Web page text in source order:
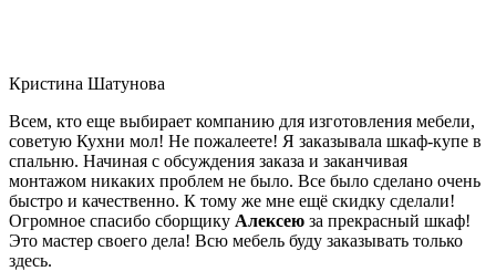
Кристина Шатунова
Всем, кто еще выбирает компанию для изготовления мебели,
советую Кухни мол! Не пожалеете! Я заказывала шкаф-купе в
спальню. Начиная с обсуждения заказа и заканчивая
монтажом никаких проблем не было. Все было сделано очень
быстро и качественно. К тому же мне ещё скидку сделали!
Огромное спасибо сборщику Алексею за прекрасный шкаф!
Это мастер своего дела! Всю мебель буду заказывать только
здесь.